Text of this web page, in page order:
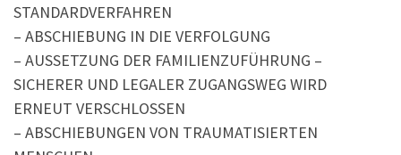
STANDARDVERFAHREN
– ABSCHIEBUNG IN DIE VERFOLGUNG
– AUSSETZUNG DER FAMILIENZUFÜHRUNG –
SICHERER UND LEGALER ZUGANGSWEG WIRD
ERNEUT VERSCHLOSSEN
– ABSCHIEBUNGEN VON TRAUMATISIERTEN